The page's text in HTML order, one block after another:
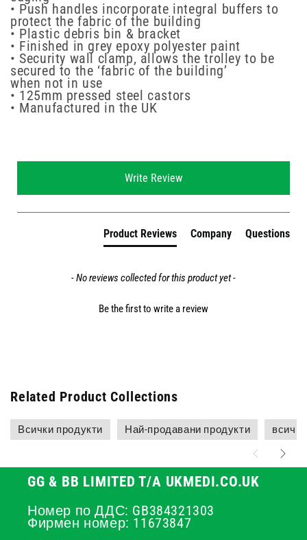
• Push handles incorporate integral buffers to
protect the fabric of the building
• Plastic debris bin & bracket
• Finished in grey epoxy polyester paint
• Security wall clamp, allows the trolley to be
secured to the ‘fabric of the building’
when not in use
• 125mm pressed steel castors
• Manufactured in the UK
Write Review
Product Reviews Company Questions
- No reviews collected for this product yet -
Be the first to write a review
Related Product Collections
Всички продукти Най-продавани продукти всичко
GG & BB LIMITED T/A UKMEDI.CO.UK
Номер по ДДС: GB384321303
Фирмен номер: 11673847